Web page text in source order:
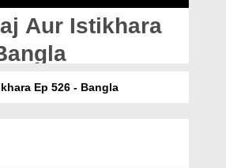
Aur Istikhara
Ep 526 - Bangla